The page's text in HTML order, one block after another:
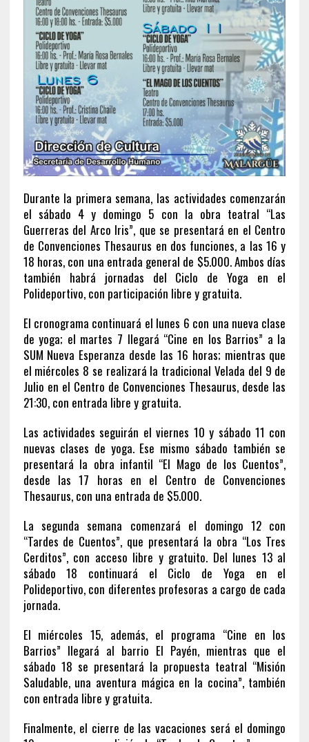
Durante la primera semana, las actividades comenzarán
el sábado 4 y domingo 5 con la obra teatral “Las
Guerreras del Arco Iris”, que se presentará en el Centro
de Convenciones Thesaurus en dos funciones, a las 16 y
18 horas, con una entrada general de $5.000. Ambos días
también habrá jornadas del Ciclo de Yoga en el
Polideportivo, con participación libre y gratuita.
El cronograma continuará el lunes 6 con una nueva clase
de yoga; el martes 7 llegará “Cine en los Barrios” a la
SUM Nueva Esperanza desde las 16 horas; mientras que
el miércoles 8 se realizará la tradicional Velada del 9 de
Julio en el Centro de Convenciones Thesaurus, desde las
21:30, con entrada libre y gratuita.
Las actividades seguirán el viernes 10 y sábado 11 con
nuevas clases de yoga. Ese mismo sábado también se
presentará la obra infantil “El Mago de los Cuentos”,
desde las 17 horas en el Centro de Convenciones
Thesaurus, con una entrada de $5.000.
La segunda semana comenzará el domingo 12 con
“Tardes de Cuentos”, que presentará la obra “Los Tres
Cerditos”, con acceso libre y gratuito. Del lunes 13 al
sábado 18 continuará el Ciclo de Yoga en el
Polideportivo, con diferentes profesoras a cargo de cada
jornada.
El miércoles 15, además, el programa “Cine en los
Barrios” llegará al barrio El Payén, mientras que el
sábado 18 se presentará la propuesta teatral “Misión
Saludable, una aventura mágica en la cocina”, también
con entrada libre y gratuita.
Finalmente, el cierre de las vacaciones será el domingo